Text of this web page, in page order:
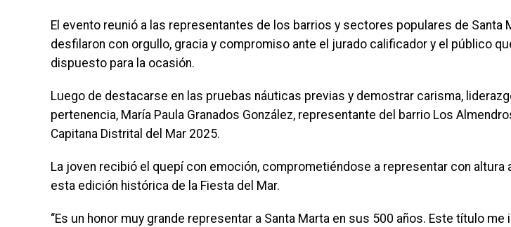
El evento reunió a las representantes de los barrios y sectores populares de Santa
desfilaron con orgullo, gracia y compromiso ante el jurado calificador y el público
dispuesto para la ocasión.
Luego de destacarse en las pruebas náuticas previas y demostrar carisma,
pertenencia, María Paula Granados González, representante del barrio Los
Capitana Distrital del Mar 2025.
La joven recibió el quepí con emoción, comprometiéndose a representar con altura
esta edición histórica de la Fiesta del Mar.
“Es un honor muy grande representar a Santa Marta en sus 500 años. Este título me